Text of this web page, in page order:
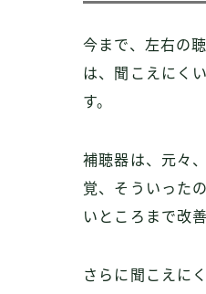
今まで、左右の
は、聞こえにく
す。
補聴器は、元々
覚、そういった
いところまで改
さらに聞こえに